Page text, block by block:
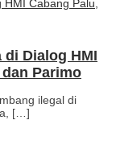
di Dialog HMI
Parimo
ilegal di
[…]